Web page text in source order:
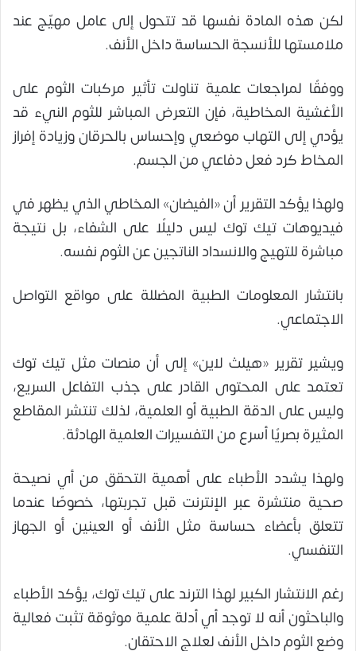
لكن هذه المادة نفسها قد تتحول إلى عامل مهيّج عند
ملامستها للأنسجة الحساسة داخل الأنف.
ووفقًا لمراجعات علمية تناولت تأثير مركبات الثوم على
الأغشية المخاطية، فإن التعرض المباشر للثوم النيء قد
يؤدي إلى التهاب موضعي وإحساس بالحرقان وزيادة إفراز
المخاط كرد فعل دفاعي من الجسم.
ولهذا يؤكد التقرير أن «الفيضان» المخاطي الذي يظهر في
فيديوهات تيك توك ليس دليلًا على الشفاء، بل نتيجة
مباشرة للتهيج والانسداد الناتجين عن الثوم نفسه.
بانتشار المعلومات الطبية المضللة على مواقع التواصل
الاجتماعي.
ويشير تقرير «هيلث لاين» إلى أن منصات مثل تيك توك
تعتمد على المحتوى القادر على جذب التفاعل السريع،
وليس على الدقة الطبية أو العلمية، لذلك تنتشر المقاطع
المثيرة بصريًا أسرع من التفسيرات العلمية الهادئة.
ولهذا يشدد الأطباء على أهمية التحقق من أي نصيحة
صحية منتشرة عبر الإنترنت قبل تجربتها، خصوصًا عندما
تتعلق بأعضاء حساسة مثل الأنف أو العينين أو الجهاز
التنفسي.
رغم الانتشار الكبير لهذا الترند على تيك توك، يؤكد الأطباء
والباحثون أنه لا توجد أي أدلة علمية موثوقة تثبت فعالية
وضع الثوم داخل الأنف لعلاج الاحتقان.